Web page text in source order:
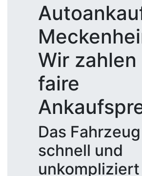
Wir zahlen
faire
Das Fahrzeug
schnell und
unkompliziert